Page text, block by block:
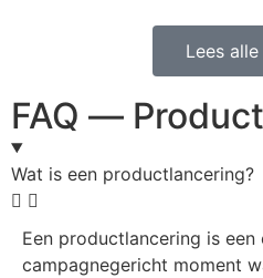
Lees
FAQ —
Wat is een productlancering?
Een productlancering is een
campagnegericht moment